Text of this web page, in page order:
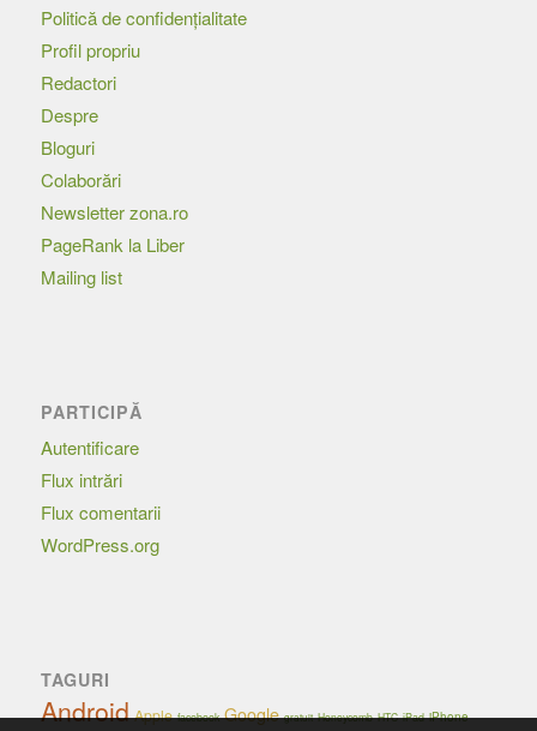
Politică de confidențialitate
Profil propriu
Redactori
Despre
Bloguri
Colaborări
Newsletter zona.ro
PageRank la Liber
Mailing list
PARTICIPĂ
Autentificare
Flux intrări
Flux comentarii
WordPress.org
TAGURI
Android Apple facebook Google gratuit Honeycomb HTC iPad iPhone